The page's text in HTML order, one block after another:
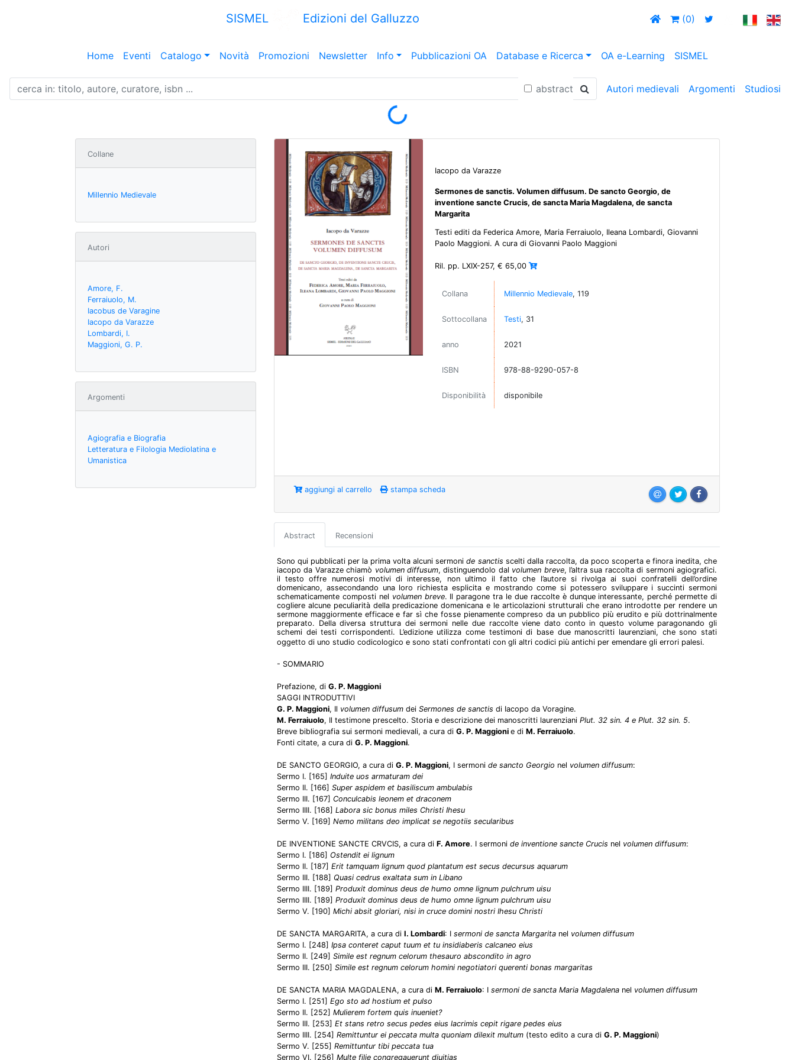
SISMEL Edizioni del Galluzzo (0)
Home Eventi Catalogo Novità Promozioni Newsletter Info Pubblicazioni OA Database e Ricerca OA e-Learning SISMEL
abstract Autori medievali Argomenti Studiosi
Loading...
Collane
Millennio Medievale
Autori
Amore, F.
Ferraiuolo, M.
Iacobus de Varagine
Iacopo da Varazze
Lombardi, I.
Maggioni, G. P.
Argomenti
Agiografia e Biografia
Letteratura e Filologia Mediolatina e
Umanistica
Iacopo da Varazze
Sermones de sanctis. Volumen diffusum. De sancto Georgio, de
inventione sancte Crucis, de sancta Maria Magdalena, de sancta
Margarita
Testi editi da Federica Amore, Maria Ferraiuolo, Ileana Lombardi, Giovanni
Paolo Maggioni. A cura di Giovanni Paolo Maggioni
Ril. pp. LXIX-257, € 65,00
Collana Millennio Medievale, 119
Sottocollana Testi, 31
anno 2021
ISBN 978-88-9290-057-8
Disponibilità disponibile
aggiungi al carrello stampa scheda
Abstract Recensioni
Sono qui pubblicati per la prima volta alcuni sermonide sanctis scelti dalla raccolta, da poco scoperta e finora inedita, che
iacopo da Varazze chiamò volumen diffusum, distinguendolo dal volumen breve, l’altra sua raccolta di sermoni agiografici.
il testo offre numerosi motivi di interesse, non ultimo il fatto che l’autore si rivolga ai suoi confratelli dell’ordine
domenicano, assecondando una loro richiesta esplicita e mostrando come si potessero sviluppare i succinti sermoni
schematicamente composti nel volumen breve. Il paragone tra le due raccolte è dunque interessante, perché permette di
cogliere alcune peculiarità della predicazione domenicana e le articolazioni strutturali che erano introdotte per rendere un
sermone maggiormente efficace e far sì che fosse pienamente compreso da un pubblico più erudito e più dottrinalmente
preparato. Della diversa struttura dei sermoni nelle due raccolte viene dato conto in questo volume paragonando gli
schemi dei testi corrispondenti. L’edizione utilizza come testimoni di base due manoscritti laurenziani, che sono stati
oggetto di uno studio codicologico e sono stati confrontati con gli altri codici più antichi per emendare gli errori palesi.
- SOMMARIO
Prefazione, di G. P. Maggioni
SAGGI INTRODUTTIVI
G. P. Maggioni, Il volumen diffusum dei Sermones de sanctis di Iacopo da Voragine.
M. Ferraiuolo, Il testimone prescelto. Storia e descrizione dei manoscritti laurenziani Plut. 32 sin. 4 e Plut. 32 sin. 5.
Breve bibliografia sui sermoni medievali, a cura di G. P. Maggioni e di M. Ferraiuolo.
Fonti citate, a cura di G. P. Maggioni.
DE SANCTO GEORGIO, a cura di G. P. Maggioni, I sermoni de sancto Georgio nel volumen diffusum:
Sermo I. [165] Induite uos armaturam dei
Sermo II. [166] Super aspidem et basiliscum ambulabis
Sermo III. [167] Conculcabis leonem et draconem
Sermo IIII. [168] Labora sic bonus miles Christi Ihesu
Sermo V. [169] Nemo militans deo implicat se negotiis secularibus
DE INVENTIONE SANCTE CRVCIS, a cura di F. Amore. I sermoni de inventione sancte Crucis nel volumen diffusum:
Sermo I. [186] Ostendit ei lignum
Sermo II. [187] Erit tamquam lignum quod plantatum est secus decursus aquarum
Sermo III. [188] Quasi cedrus exaltata sum in Libano
Sermo IIII. [189] Produxit dominus deus de humo omne lignum pulchrum uisu
Sermo IIII. [189] Produxit dominus deus de humo omne lignum pulchrum uisu
Sermo V. [190] Michi absit gloriari, nisi in cruce domini nostri Ihesu Christi
DE SANCTA MARGARITA, a cura di I. Lombardi: I sermoni de sancta Margarita nel volumen diffusum
Sermo I. [248] Ipsa conteret caput tuum et tu insidiaberis calcaneo eius
Sermo II. [249] Simile est regnum celorum thesauro abscondito in agro
Sermo III. [250] Simile est regnum celorum homini negotiatori querenti bonas margaritas
DE SANCTA MARIA MAGDALENA, a cura di M. Ferraiuolo: I sermoni de sancta Maria Magdalena nel volumen diffusum
Sermo I. [251] Ego sto ad hostium et pulso
Sermo II. [252] Mulierem fortem quis inueniet?
Sermo III. [253] Et stans retro secus pedes eius lacrimis cepit rigare pedes eius
Sermo IIII. [254] Remittuntur ei peccata multa quoniam dilexit multum (testo edito a cura di G. P. Maggioni)
Sermo V. [255] Remittuntur tibi peccata tua
Sermo VI. [256] Multe filie congregauerunt diuitias